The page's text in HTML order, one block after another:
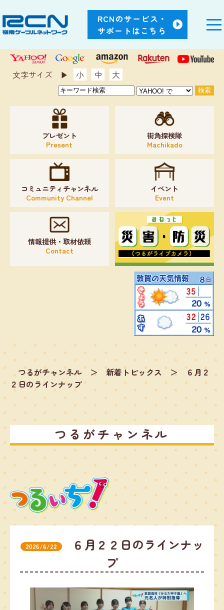
RCNのサービス・
サポートはこちら
文字サイズ ▶︎ 小 中 大
プレゼント
Present
街角探検隊
Machikado
コミュニティチャンネル
Community Channel
イベント
Event
情報提供・取材依頼
Contact
つるがチャンネル ＞ 新着トピックス ＞
６月２
２日のラインナップ
つるがチャンネル
2026/6/22
６月２２日のラインナッ
プ